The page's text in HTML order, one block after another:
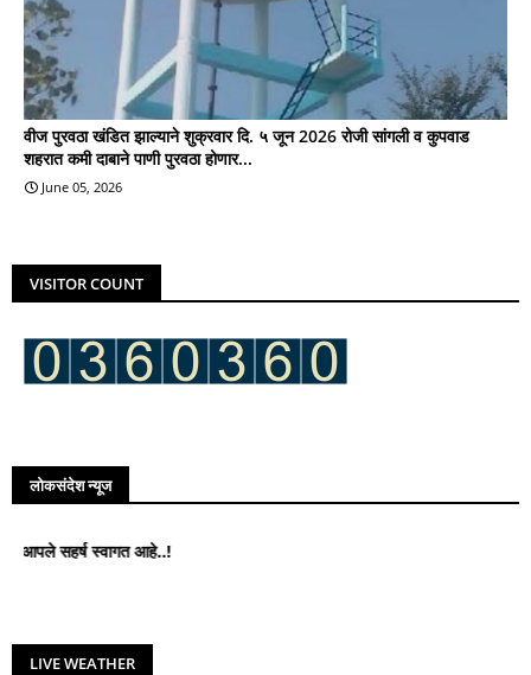
वीज पुरवठा खंडित झाल्याने शुक्रवार दि. ५ जून 2026 रोजी सांगली व कुपवाड
शहरात कमी दाबाने पाणी पुरवठा होणार...
June 05, 2026
VISITOR COUNT
लोकसंदेश न्यूज
स्वागत आहे..!
LIVE WEATHER